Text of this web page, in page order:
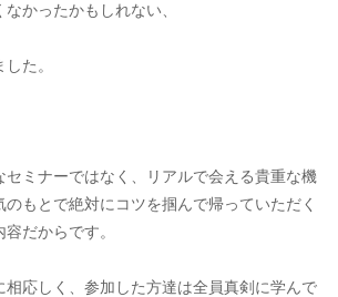
かったかもしれない、
た。
ミナーではなく、リアルで会える貴重な機
もとで絶対にコツを掴んで帰っていただく
だからです。
相応しく、参加した方達は全員真剣に学んで